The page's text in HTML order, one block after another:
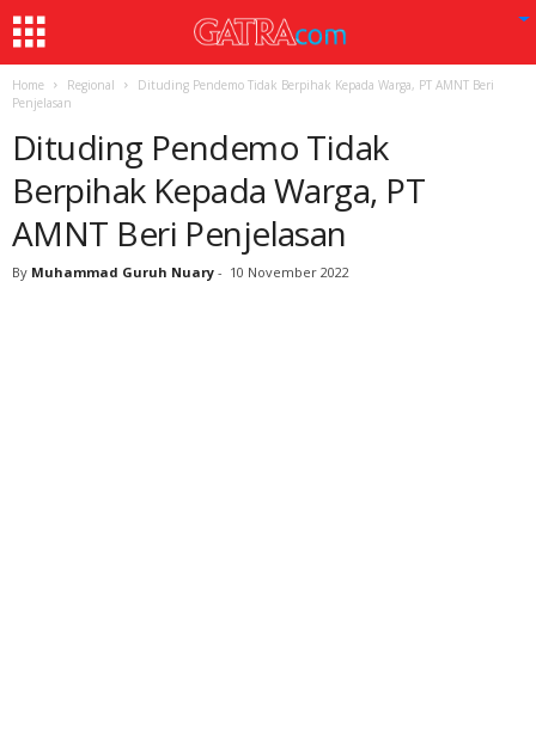
Home Regional
Dituding Pendemo Tidak Berpihak Kepada Warga, PT AMNT Beri
Penjelasan
Dituding Pendemo Tidak
Berpihak Kepada Warga, PT
AMNT Beri Penjelasan
By Muhammad Guruh Nuary - 10 November 2022